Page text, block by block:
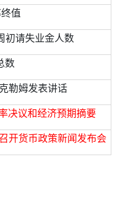
值
初请失业金人数
数
勒姆发表讲话
决议和经济预期摘要
开货币政策新闻发布会